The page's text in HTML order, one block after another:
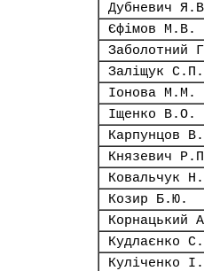
Дубневич
Єфімов М.В.
Заболотний
Заліщук С.П.
Іонова М.М.
Іщенко В.О.
Карпунцов
Князевич
Ковальчук
Козир Б.Ю.
Корнацький
Кудлаєнко
Куліченко